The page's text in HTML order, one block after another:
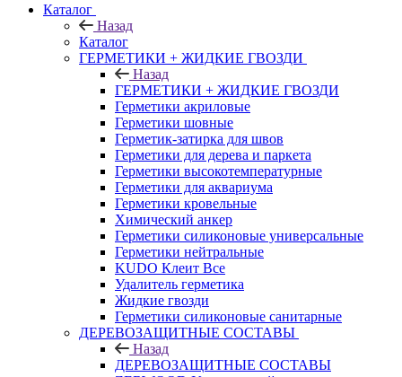
Каталог
Назад
Каталог
ГЕРМЕТИКИ + ЖИДКИЕ ГВОЗДИ
Назад
ГЕРМЕТИКИ + ЖИДКИЕ ГВОЗДИ
Герметики акриловые
Герметики шовные
Герметик-затирка для швов
Герметики для дерева и паркета
Герметики высокотемпературные
Герметики для аквариума
Герметики кровельные
Химический анкер
Герметики силиконовые универсальные
Герметики нейтральные
KUDO Клеит Все
Удалитель герметика
Жидкие гвозди
Герметики силиконовые санитарные
ДЕРЕВОЗАЩИТНЫЕ СОСТАВЫ
Назад
ДЕРЕВОЗАЩИТНЫЕ СОСТАВЫ